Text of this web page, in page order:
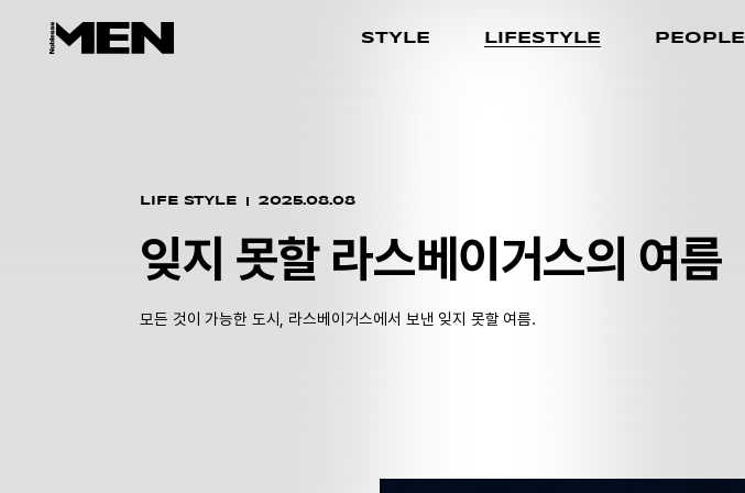
STYLE LIFESTYLE PEOPLE
LIFE STYLE 2025.08.08
잊지 못할 라스베이거스의 여름
모든 것이 가능한 도시, 라스베이거스에서 보낸 잊지 못할 여름.